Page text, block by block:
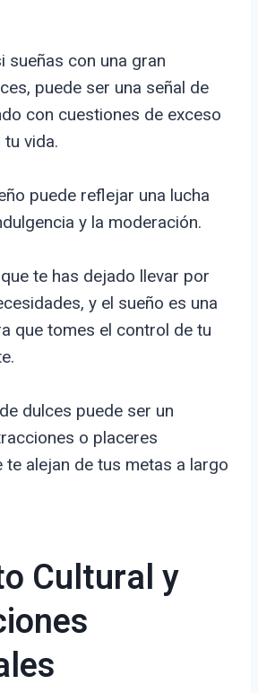
sueñas con una gran
puede ser una señal de
con cuestiones de exceso
vida.
puede reflejar una lucha
y la moderación.
te has dejado llevar por
y el sueño es una
que tomes el control de tu
dulces puede ser un
o placeres
te alejan de tus metas a largo
Cultural y